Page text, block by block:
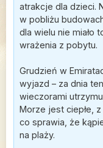
atrakcje dla dzieci.
w pobliżu
dla wielu nie miało
wrażenia z pobytu.
Grudzień w
wyjazd – za dnia
wieczorami
Morze jest ciepłe,
co sprawia, że
na plaży.